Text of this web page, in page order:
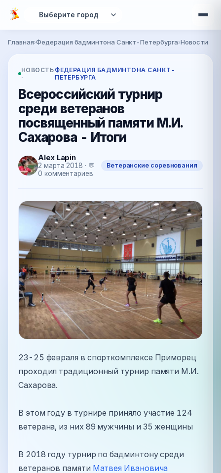
Перейти к основному содержанию
Вы здесь
Главная›Федерация бадминтона Санкт-Петербурга›Новости
НОВОСТЬ
·
ФЕДЕРАЦИЯ БАДМИНТОНА САНКТ-
ПЕТЕРБУРГА
Всероссийский турнир
среди ветеранов
посвященный памяти М.И.
Сахарова - Итоги
Alex Lapin
2 марта 2018 · 💬
0 комментариев
Ветеранские соревнования
23-25 февраля в спорткомплексе Приморец
проходил традиционный турнир памяти М.И.
Сахарова.
В этом году в турнире приняло участие 124
ветерана, из них 89 мужчины и 35 женщины
В 2018 году турнир по бадминтону среди
ветеранов памяти Матвея Ивановича